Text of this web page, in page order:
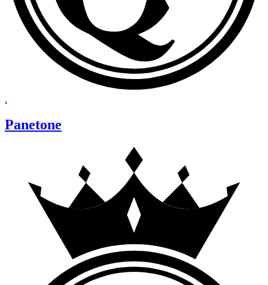
.
Panetone